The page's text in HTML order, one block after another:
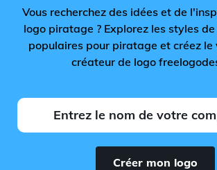
Vous recherchez des idées et de
logo piratage ? Explorez les styles
populaires pour piratage et créez le
créateur de logo
Créer mon logo